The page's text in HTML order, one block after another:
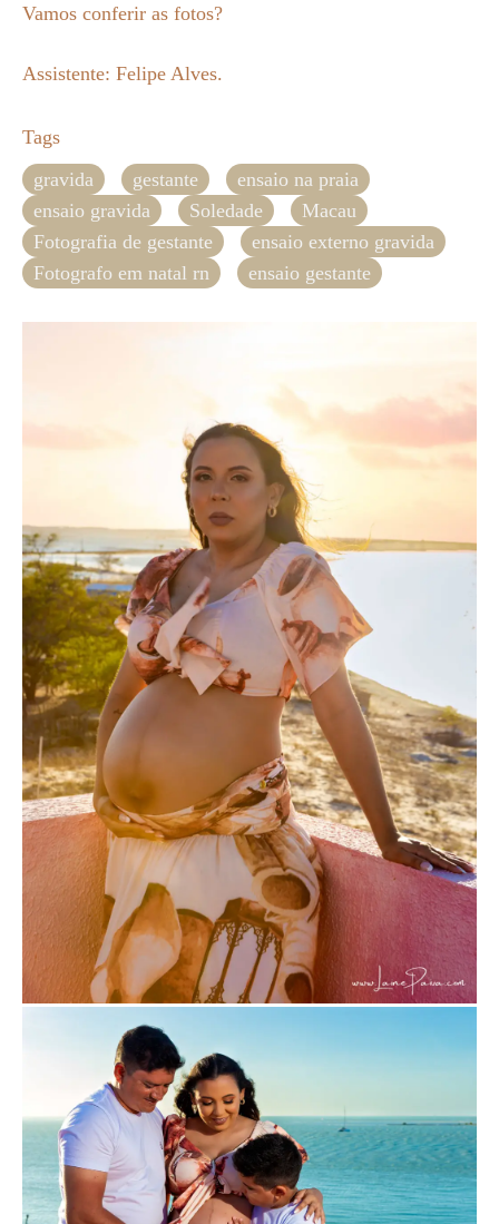
Vamos conferir as fotos?
Assistente: Felipe Alves.
Tags
gravida
gestante
ensaio na praia
ensaio gravida
Soledade
Macau
Fotografia de gestante
ensaio externo gravida
Fotografo em natal rn
ensaio gestante